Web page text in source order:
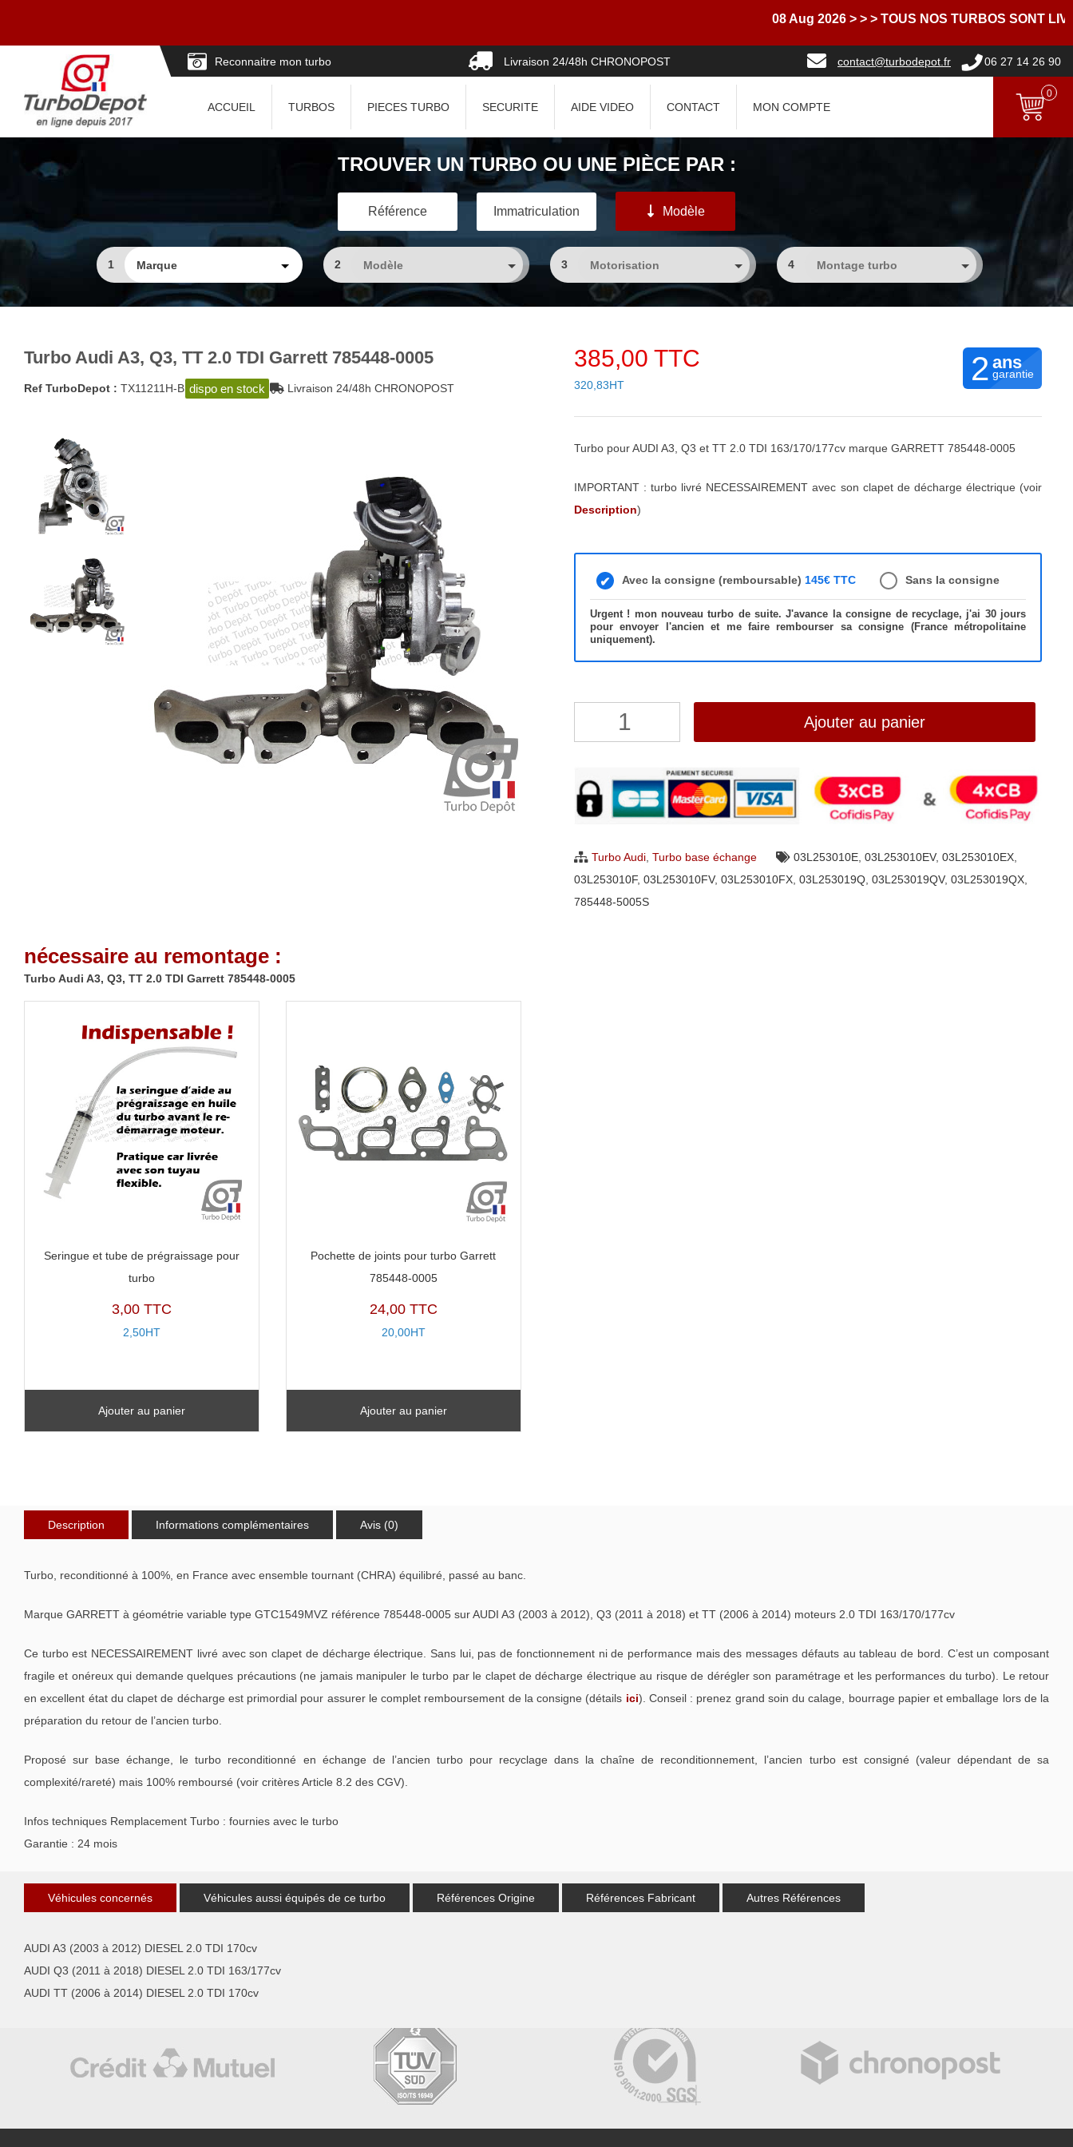
08 Aug 2026 > > > TOUS NOS TURBOS SONT LIVRES
Reconnaitre mon turbo Livraison 24/48h CHRONOPOST contact@turbodepot.fr 06 27 14 26 90
ACCUEIL TURBOS PIECES TURBO SECURITE AIDE VIDEO CONTACT MON COMPTE
0
TROUVER UN TURBO OU UNE PIÈCE PAR :
Référence Immatriculation Modèle
1 2 3 4
Turbo Audi A3, Q3, TT 2.0 TDI Garrett 785448-0005
Ref TurboDepot : TX11211H-B dispo en stock Livraison 24/48h CHRONOPOST
385,00 TTC
320,83HT 2 ans
garantie
Turbo pour AUDI A3, Q3 et TT 2.0 TDI 163/170/177cv marque GARRETT 785448-0005
IMPORTANT : turbo livré NECESSAIREMENT avec son clapet de décharge électrique (voir
Description)
Avec la consigne (remboursable) 145€ TTC Sans la consigne
Urgent ! mon nouveau turbo de suite. J'avance la consigne de recyclage, j'ai 30 jours
pour envoyer l'ancien et me faire rembourser sa consigne (France métropolitaine
uniquement).
Audi
A3,
Ajouter au panier
Turbo Audi, Turbo base échange 03L253010E, 03L253010EV, 03L253010EX,
03L253010F, 03L253010FV, 03L253010FX, 03L253019Q, 03L253019QV, 03L253019QX,
785448-5005S
nécessaire au remontage :
Turbo Audi A3, Q3, TT 2.0 TDI Garrett 785448-0005
Seringue et tube de prégraissage pour
turbo
3,00 TTC
2,50HT
Ajouter au panier
Pochette de joints pour turbo Garrett
785448-0005
24,00 TTC
20,00HT
Ajouter au panier
Description Informations complémentaires Avis (0)
Turbo, reconditionné à 100%, en France avec ensemble tournant (CHRA) équilibré, passé au banc.
Marque GARRETT à géométrie variable type GTC1549MVZ référence 785448-0005 sur AUDI A3 (2003 à 2012), Q3 (2011 à 2018) et TT (2006 à 2014) moteurs 2.0 TDI 163/170/177cv
Ce turbo est NECESSAIREMENT livré avec son clapet de décharge électrique. Sans lui, pas de fonctionnement ni de performance mais des messages défauts au tableau de bord. C’est un composant
fragile et onéreux qui demande quelques précautions (ne jamais manipuler le turbo par le clapet de décharge électrique au risque de dérégler son paramétrage et les performances du turbo). Le retour
en excellent état du clapet de décharge est primordial pour assurer le complet remboursement de la consigne (détails ici). Conseil : prenez grand soin du calage, bourrage papier et emballage lors de la
préparation du retour de l’ancien turbo.
Proposé sur base échange, le turbo reconditionné en échange de l’ancien turbo pour recyclage dans la chaîne de reconditionnement, l’ancien turbo est consigné (valeur dépendant de sa
complexité/rareté) mais 100% remboursé (voir critères Article 8.2 des CGV).
Infos techniques Remplacement Turbo : fournies avec le turbo
Garantie : 24 mois
Véhicules concernés Véhicules aussi équipés de ce turbo Références Origine Références Fabricant Autres Références
AUDI A3 (2003 à 2012) DIESEL 2.0 TDI 170cv
AUDI Q3 (2011 à 2018) DIESEL 2.0 TDI 163/177cv
AUDI TT (2006 à 2014) DIESEL 2.0 TDI 170cv